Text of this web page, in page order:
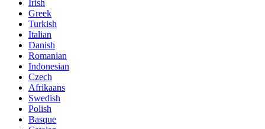
Irish
Greek
Turkish
Italian
Danish
Romanian
Indonesian
Czech
Afrikaans
Swedish
Polish
Basque